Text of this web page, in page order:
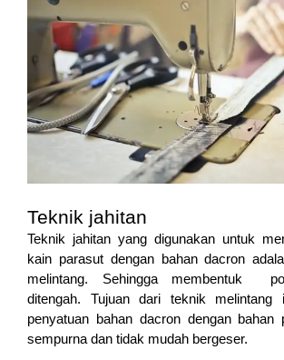
Teknik jahitan
Teknik jahitan yang digunakan untuk
kain parasut dengan bahan dacron
melintang. Sehingga membentuk
ditengah. Tujuan dari teknik melintang
penyatuan bahan dacron dengan bahan
sempurna dan tidak mudah bergeser.